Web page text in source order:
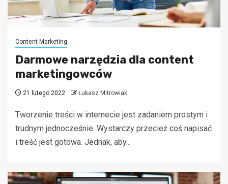
Content Marketing
Darmowe narzędzia dla content
marketingowców
21 lutego 2022 Łukasz Mitrowiak
Tworzenie treści w internecie jest zadaniem prostym i
trudnym jednocześnie. Wystarczy przecież coś napisać
i treść jest gotowa. Jednak, aby...